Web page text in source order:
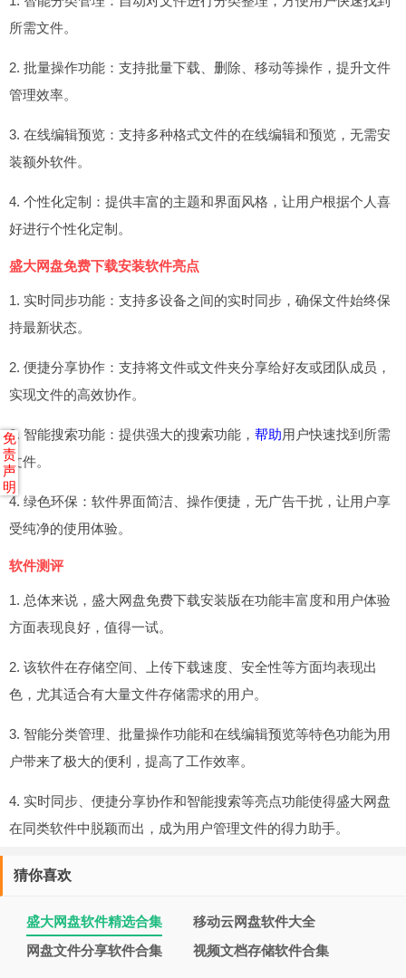
所需文件。
2. 批量操作功能：支持批量下载、删除、移动等操作，提升文件
管理效率。
3. 在线编辑预览：支持多种格式文件的在线编辑和预览，无需安
装额外软件。
4. 个性化定制：提供丰富的主题和界面风格，让用户根据个人喜
好进行个性化定制。
盛大网盘免费下载安装软件亮点
1. 实时同步功能：支持多设备之间的实时同步，确保文件始终保
持最新状态。
2. 便捷分享协作：支持将文件或文件夹分享给好友或团队成员，
实现文件的高效协作。
3. 智能搜索功能：提供强大的搜索功能， 帮助用户快速找到所需
文件。
4. 绿色环保：软件界面简洁、操作便捷，无广告干扰，让用户享
受纯净的使用体验。
软件测评
1. 总体来说，盛大网盘免费下载安装版在功能丰富度和用户体验
方面表现良好，值得一试。
2. 该软件在存储空间、上传下载速度、安全性等方面均表现出
色，尤其适合有大量文件存储需求的用户。
3. 智能分类管理、批量操作功能和在线编辑预览等特色功能为用
户带来了极大的便利，提高了工作效率。
4. 实时同步、便捷分享协作和智能搜索等亮点功能使得盛大网盘
在同类软件中脱颖而出，成为用户管理文件的得力助手。
猜你喜欢
盛大网盘软件精选合集
移动云网盘软件大全
网盘文件分享软件合集
视频文档存储软件合集
免
责
声
明